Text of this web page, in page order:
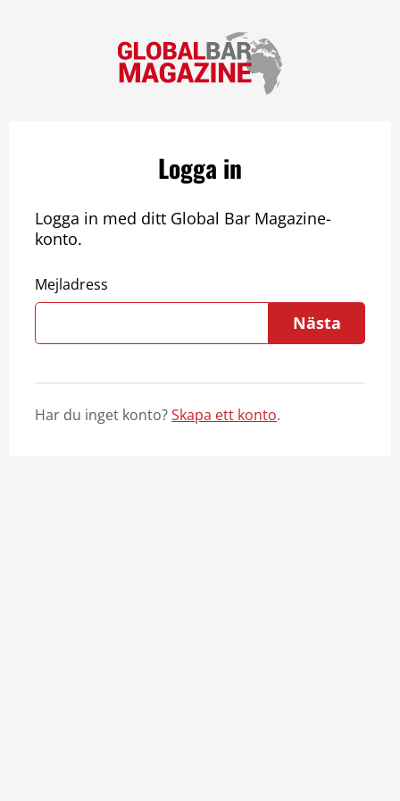
Logga in
Logga in med ditt Global Bar Magazine-
konto.
Mejladress
Nästa
Har du inget konto?Skapa ett konto.